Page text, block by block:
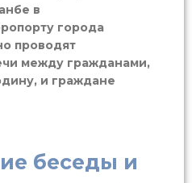
в
города
проводят
между гражданами,
и граждане
беседы и